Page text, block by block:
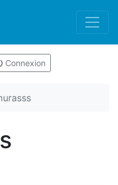
Connexion